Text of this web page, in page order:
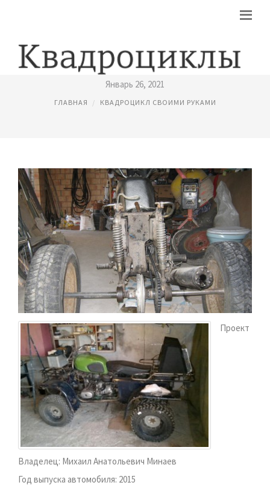
КВАДРОЦИКЛ НА БАЗЕ ИЖ
Январь 26, 2021
ГЛАВНАЯ КВАДРОЦИКЛ СВОИМИ РУКАМИ
Проект
Владелец: Михаил Анатольевич Минаев
Год выпуска автомобиля: 2015